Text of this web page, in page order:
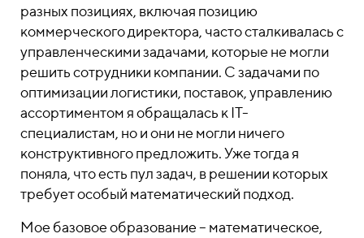
разных позициях, включая позицию
коммерческого директора, часто сталкивалась с
управленческими задачами, которые не могли
решить сотрудники компании. С задачами по
оптимизации логистики, поставок, управлению
ассортиментом я обращалась к IT-
специалистам, но и они не могли ничего
конструктивного предложить. Уже тогда я
поняла, что есть пул задач, в решении которых
требует особый математический подход.
Мое базовое образование – математическое,